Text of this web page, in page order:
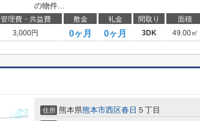
の物件...
管理費・共益費 敷金 礼金 間取り 面積
3,000円 0ヶ月 0ヶ月 3DK 49.00㎡
住所 熊本県熊本市西区春日 ５丁目